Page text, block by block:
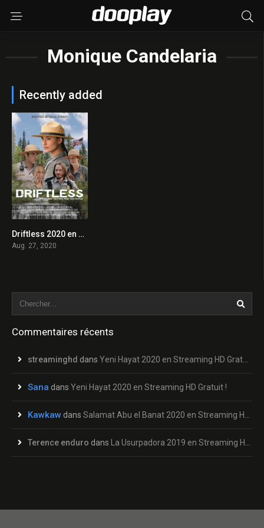
Monique Candelaria
Recently added
0
Driftless 2020 en Streaming HD Gratuit !
Aug. 27, 2020
Commentaires récents
streaminghd dans Yeni Hayat 2020 en Streaming HD Gratuit !
Sana dans Yeni Hayat 2020 en Streaming HD Gratuit !
Kawkaw dans Salamat Abu el Banat 2020 en Streaming HD Gratuit !
Terence enduro dans La Usurpadora 2019 en Streaming HD Gratuit !